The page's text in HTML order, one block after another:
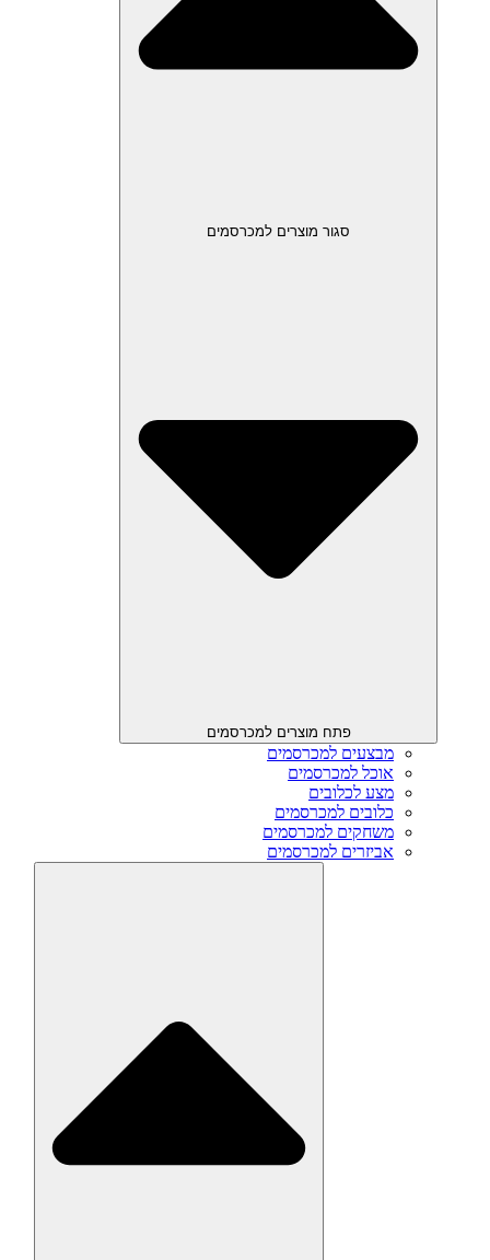
סגור מוצרים למכרסמים
פתח מוצרים למכרסמים
מבצעים למכרסמים
אוכל למכרסמים
מצע לכלובים
כלובים למכרסמים
משחקים למכרסמים
אביזרים למכרסמים